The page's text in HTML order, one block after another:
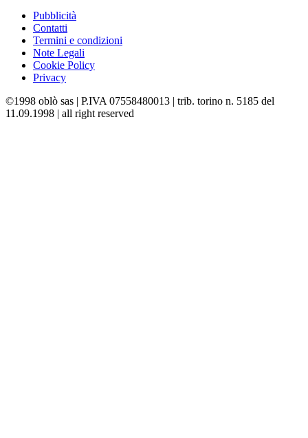
Pubblicità
Contatti
Termini e condizioni
Note Legali
Cookie Policy
Privacy
©1998 oblò sas | P.IVA 07558480013 | trib. torino n. 5185 del
11.09.1998 | all right reserved